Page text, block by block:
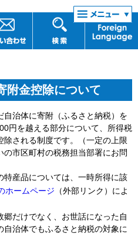
附金控除について
治体に寄附（ふるさと納税）を
円を越える部分について、所得税
除される制度です。（一定の上限
市区町村の税務担当部署にお問
特産品については、一時所得に該
ホームページ （外部リンク）によ
だけでなく、お世話になった自
治体でもふるさと納税の対象に